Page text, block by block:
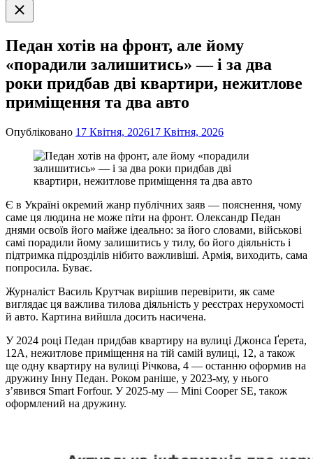
Закрити
пошук
Педан хотів на фронт, але йому
«порадили залишитись» — і за два
роки придбав дві квартири, нежитлове
приміщення та два авто
Опубліковано 17 Квітня, 202617 Квітня, 2026
Є в Україні окремий жанр публічних заяв — пояснення, чому
саме ця людина не може піти на фронт. Олександр Педан
днями освоїв його майже ідеально: за його словами, військові
самі порадили йому залишитись у тилу, бо його діяльність і
підтримка підрозділів нібито важливіші. Армія, виходить, сама
попросила. Буває.
Журналіст Василь Крутчак вирішив перевірити, як саме
виглядає ця важлива тилова діяльність у реєстрах нерухомості
й авто. Картина вийшла досить насичена.
У 2024 році Педан придбав квартиру на вулиці Джонса Ґерета,
12А, нежитлове приміщення на тій самій вулиці, 12, а також
ще одну квартиру на вулиці Річкова, 4 — останню оформив на
дружину Інну Педан. Роком раніше, у 2023-му, у нього
з’явився Smart Forfour. У 2025-му — Mini Cooper SE, також
оформлений на дружину.